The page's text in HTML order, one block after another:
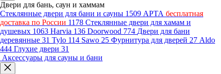
Двери для бань, саун и хаммам
Стеклянные двери для бани и сауны 1509 АРТА бесплатная
доставка по России 1178 Стеклянные двери для хамам и
душевых 1063 Harvia 136 Doorwood 774 Двери для бани
деревянные 31 Tylo 114 Sawo 25 Фурнитура для дверей 27 Aldo
444 Глухие двери 31
Аксессуары для сауны и бани